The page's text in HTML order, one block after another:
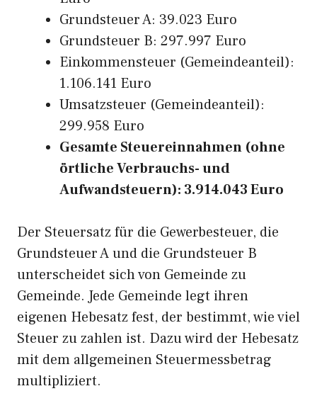
Grundsteuer A: 39.023 Euro
Grundsteuer B: 297.997 Euro
Einkommensteuer (Gemeindeanteil):
1.106.141 Euro
Umsatzsteuer (Gemeindeanteil):
299.958 Euro
Gesamte Steuereinnahmen (ohne
örtliche Verbrauchs- und
Aufwandsteuern): 3.914.043 Euro
Der Steuersatz für die Gewerbesteuer, die
Grundsteuer A und die Grundsteuer B
unterscheidet sich von Gemeinde zu
Gemeinde. Jede Gemeinde legt ihren
eigenen Hebesatz fest, der bestimmt, wie viel
Steuer zu zahlen ist. Dazu wird der Hebesatz
mit dem allgemeinen Steuermessbetrag
multipliziert.